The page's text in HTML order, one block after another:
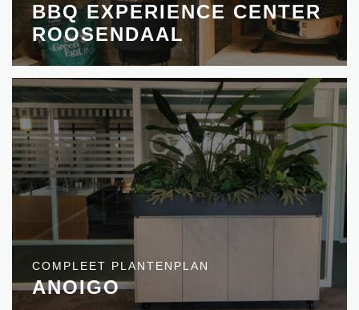
BBQ EXPERIENCE CENTER
ROOSENDAAL
COMPLEET PLANTENPLAN
ANOIGO